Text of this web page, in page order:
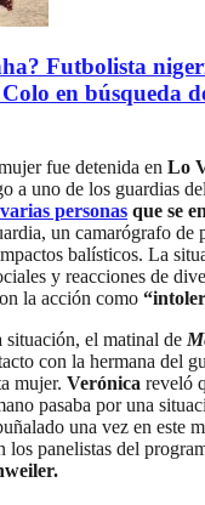
Futbolista
en búsqueda
fue detenida en Lo
a uno de los guardias
personas que se
un camarógrafo de
balísticos. La
y reacciones de
la acción como
el matinal de
con la hermana del
mujer. Verónica reveló
pasaba por una
una vez en este
los panelistas del